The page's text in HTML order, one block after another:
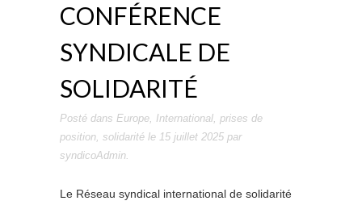
CONFÉRENCE
SYNDICALE DE
SOLIDARITÉ
Posté dans Europe, International, prises de
position, solidarité le 15 juillet 2025 par
syndicoAdmin.
Le Réseau syndical international de solidarité